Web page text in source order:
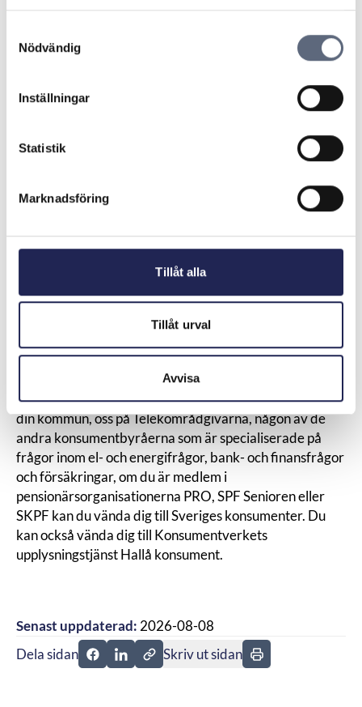
Nödvändig
Inställningar
Statistik
Marknadsföring
Tillåt alla
Tillåt urval
Avvisa
måste alltså ske efter samtalet.
bindningstid, information om ångerrätt med mera.
avtalet hemskickat på papper om du inte känner dig
bekväm med att läsa det i ett sms eller på webben.
företaget skriftligt så fort du kan, helst via mejl.
Har du fått en faktura utan att du tackat ja till något?
Meddela företaget skriftligt så fort du kan, helst via
mejl, att du inte har tackat ja och att fakturan är fel – det
ett avtal och vad avtalet innehåller för att de ska ha rätt
betala något om det inte finns ett giltigt avtal.
oberoende stöd till konsumenter. Vi erbjuder hjälp och
vägledning inom konsumenträtt.
Du kan antingen vända dig tillkonsumentvägledningeni
din kommun, oss påTelekområdgivarna, någon av de
andra konsumentbyråerna som är specialiserade på
frågor inom el- och energifrågor, bank- och finansfrågor
och försäkringar, om du är medlem i
pensionärsorganisationerna PRO, SPF Senioren eller
SKPF kan du vända dig till Sveriges konsumenter. Du
kan också vända dig till Konsumentverkets
upplysningstjänst Hallå konsument.
Senast uppdaterad: 2026-08-08
Dela sidan
Dela sidan på Facebook
Dela sidan på Linkedin
Skriv ut sidan